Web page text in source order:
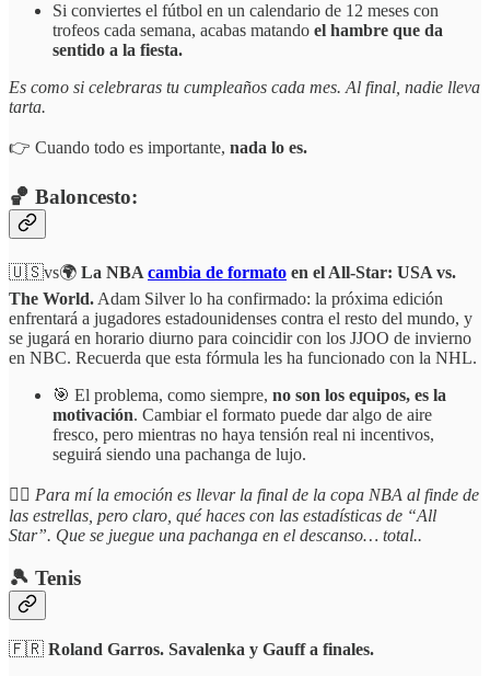
Si conviertes el fútbol en un calendario de 12 meses con
trofeos cada semana, acabas matando el hambre que da
sentido a la fiesta.
Es como si celebraras tu cumpleaños cada mes. Al final, nadie lleva
tarta.
👉 Cuando todo es importante, nada lo es.
🏀 Baloncesto:
🇺🇸vs🌍 La NBA cambia de formato en el All-Star: USA vs.
The World. Adam Silver lo ha confirmado: la próxima edición
enfrentará a jugadores estadounidenses contra el resto del mundo, y
se jugará en horario diurno para coincidir con los JJOO de invierno
en NBC. Recuerda que esta fórmula les ha funcionado con la NHL.
🎯 El problema, como siempre, no son los equipos, es la
motivación. Cambiar el formato puede dar algo de aire
fresco, pero mientras no haya tensión real ni incentivos,
seguirá siendo una pachanga de lujo.
☝🏻 Para mí la emoción es llevar la final de la copa NBA al finde de
las estrellas, pero claro, qué haces con las estadísticas de “All
Star”. Que se juegue una pachanga en el descanso… total..
🎾 Tenis
🇫🇷 Roland Garros. Savalenka y Gauff a finales.